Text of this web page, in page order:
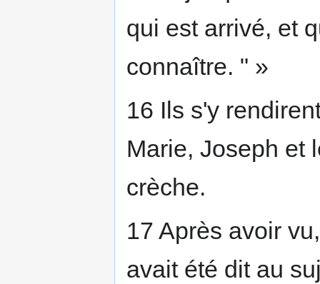
qui est arrivé, et
connaître. " »
16 Ils s'y
Marie, Joseph et
crèche.
17 Après avoir
avait été dit au